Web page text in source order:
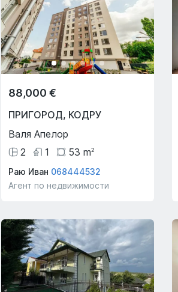
88,000 €
ПРИГОРОД, КОДРУ
Валя Апелор
2
1 53 m2
Раю Иван 068444532
Агент по недвижимости